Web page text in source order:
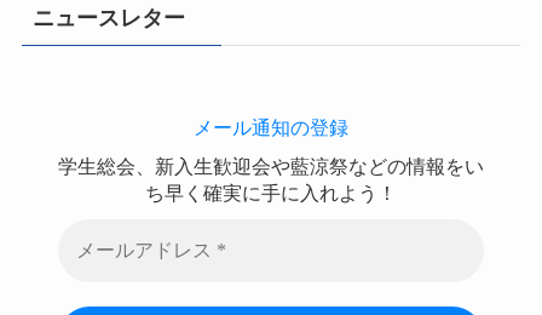
ニュースレター
メール通知の登録
学生総会、新入生歓迎会や藍涼祭などの情報をい
ち早く確実に手に入れよう！